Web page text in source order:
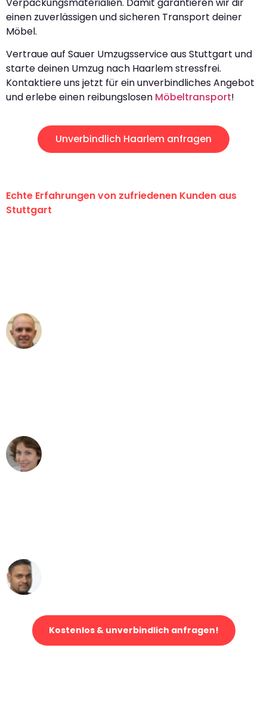
einen zuverlässigen und sicheren Transport deiner
Möbel.
Vertraue auf Sauer Umzugsservice aus Stuttgart und
starte deinen Umzug nach Haarlem stressfrei.
Kontaktiere uns jetzt für ein unverbindliches Angebot
und erlebe einen reibungslosen Möbeltransport!
Unverbindlich Haarlem anfragen
Echte Erfahrungen von zufriedenen Kunden aus
Stuttgart
Kostenlos & unverbindlich anfragen!